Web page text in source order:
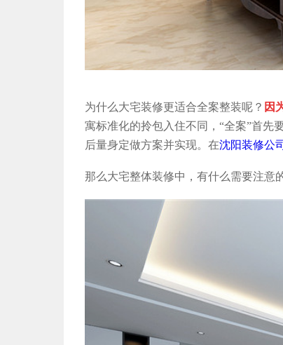
为什么大宅装修更适合全案整装呢？ 因
寓标准化的拎包入住不同，“全案”首先
后量身定做方案并实现。在沈阳装修公司
那么大宅整体装修中，有什么需要注意